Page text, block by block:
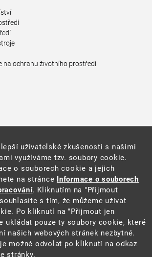
na ochranu životního prostředí
informace
MŽP
(PDF, 204 kB)
uživatelské zkušenosti s našimi
využíváme tzv. soubory cookie.
o souborech cookie a jejich
na stránce Informace o souborech
. Kliknutím na "Přijmout
s tím, že můžeme užívat
Po kliknutí na "Přijmout jen
ukládat pouze ty soubory cookie, které
našich webových stránek nezbytné.
možné odvolat po kliknutí na odkaz
stránky.